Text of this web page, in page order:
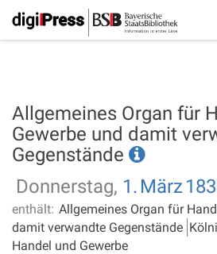
Allgemeines Organ für
Gewerbe und damit
Gegenstände
Donnerstag, 1. März
enthält: Allgemeines Organ für
damit verwandte Gegenstände
Handel und Gewerbe